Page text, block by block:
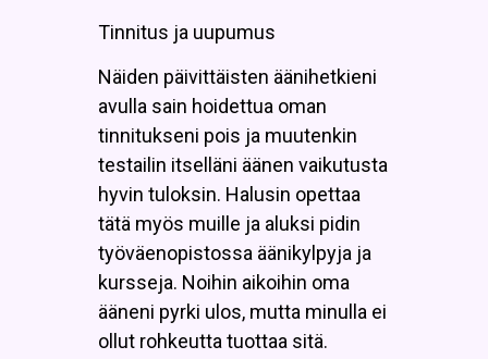
Tinnitus ja uupumus
Näiden päivittäisten äänihetkieni
avulla sain hoidettua oman
tinnitukseni pois ja muutenkin
testailin itselläni äänen vaikutusta
hyvin tuloksin. Halusin opettaa
tätä myös muille ja aluksi pidin
työväenopistossa äänikylpyja ja
kursseja. Noihin aikoihin oma
ääneni pyrki ulos, mutta minulla ei
ollut rohkeutta tuottaa sitä.